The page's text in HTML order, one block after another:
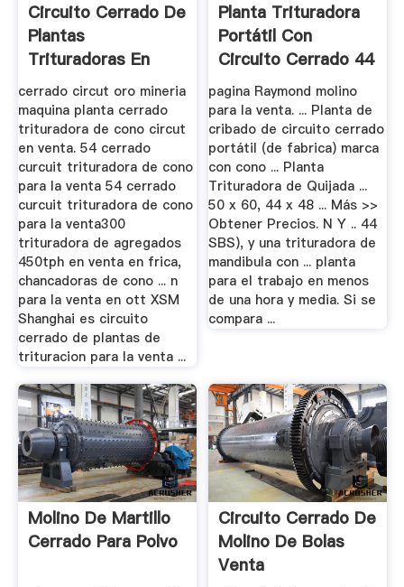
Circuito Cerrado De
Plantas
Trituradoras En
Venta Melbourne
cerrado circut oro mineria
maquina planta cerrado
trituradora de cono circut
en venta. 54 cerrado
curcuit trituradora de cono
para la venta 54 cerrado
curcuit trituradora de cono
para la venta300
trituradora de agregados
450tph en venta en frica,
chancadoras de cono ... n
para la venta en ott XSM
Shanghai es circuito
cerrado de plantas de
trituracion para la venta ...
Planta Trituradora
Portátil Con
Circuito Cerrado 44
Sbs ...
pagina Raymond molino
para la venta. ... Planta de
cribado de circuito cerrado
portátil (de fabrica) marca
con cono ... Planta
Trituradora de Quijada ...
50 x 60, 44 x 48 ... Más >>
Obtener Precios. N Y .. 44
SBS), y una trituradora de
mandibula con ... planta
para el trabajo en menos
de una hora y media. Si se
compara ...
Molino De Martillo
Cerrado Para Polvo
Circuito Cerrado De
Molino De Bolas
Venta